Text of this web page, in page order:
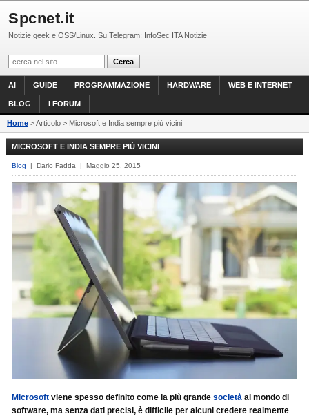
Spcnet.it
Notizie geek e OSS/Linux. Su Telegram: InfoSec ITA Notizie
AI GUIDE PROGRAMMAZIONE HARDWARE WEB E INTERNET
BLOG I FORUM
Home > Articolo > Microsoft e India sempre più vicini
MICROSOFT E INDIA SEMPRE PIÙ VICINI
Blog | Dario Fadda | Maggio 25, 2015
Microsoft viene spesso definito come la più grande società al mondo di
software, ma senza dati precisi, è difficile per alcuni credere realmente